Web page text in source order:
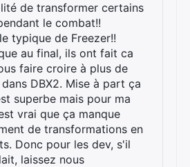
de transformer certains
le combat!!
typique de Freezer!!
au final, ils ont fait ca
faire croire à plus de
DBX2. Mise à part ça
superbe mais pour ma
vrai que ça manque
de transformations en
Donc pour les dev, s'il
laissez nous